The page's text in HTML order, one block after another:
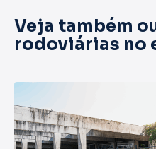
Veja também
rodoviárias no